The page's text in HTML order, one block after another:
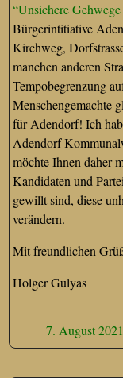
“Unsichere
Bürgerintitiative
Kirchweg,
manchen anderen
Tempobegrenzung
Menschengemachte
für Adendorf! Ich
Adendorf
möchte Ihnen daher
Kandidaten und
gewillt sind, diese
verändern.
Mit freundlichen
Holger Gulyas
7. August 2021